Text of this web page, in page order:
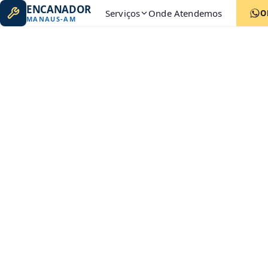
ENCANADOR
MANAUS-AM Serviços Onde Atendemos